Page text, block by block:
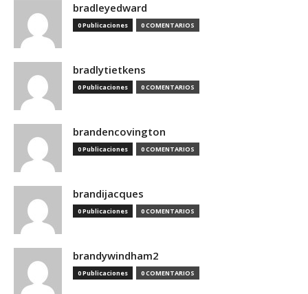
bradleyedward
0 Publicaciones 0 COMENTARIOS
bradlytietkens
0 Publicaciones 0 COMENTARIOS
brandencovington
0 Publicaciones 0 COMENTARIOS
brandijacques
0 Publicaciones 0 COMENTARIOS
brandywindham2
0 Publicaciones 0 COMENTARIOS